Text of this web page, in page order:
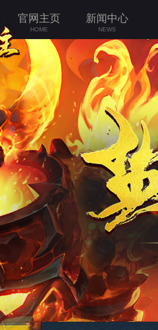
官网主页
HOME
新闻中心
NEWS